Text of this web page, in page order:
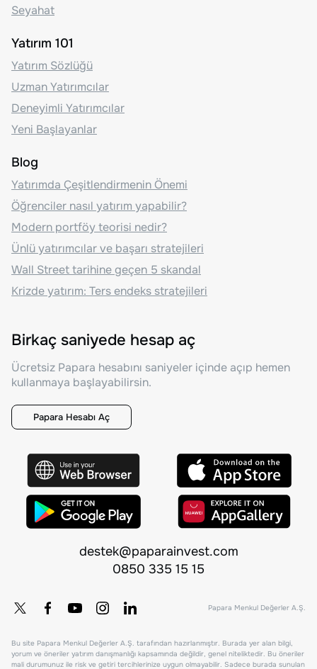
Seyahat
Yatırım 101
Yatırım Sözlüğü
Uzman Yatırımcılar
Deneyimli Yatırımcılar
Yeni Başlayanlar
Blog
Yatırımda Çeşitlendirmenin Önemi
Öğrenciler nasıl yatırım yapabilir?
Modern portföy teorisi nedir?
Ünlü yatırımcılar ve başarı stratejileri
Wall Street tarihine geçen 5 skandal
Krizde yatırım: Ters endeks stratejileri
Birkaç saniyede hesap aç
Ücretsiz Papara hesabını saniyeler içinde açıp hemen
kullanmaya başlayabilirsin.
Papara Hesabı Aç
destek@paparainvest.com
0850 335 15 15
Papara Menkul Değerler A.Ş.
Bu site Papara Menkul Değerler A.Ş. tarafından hazırlanmıştır. Burada yer alan bilgi,
yorum ve öneriler yatırım danışmanlığı kapsamında değildir, genel niteliktedir. Bu öneriler
mali durumunuz ile risk ve getiri tercihlerinize uygun olmayabilir. Sadece burada sunulan